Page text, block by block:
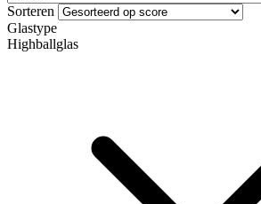
Sorteren
Glastype
Highballglas